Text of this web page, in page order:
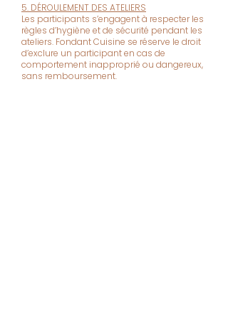
5. DÉROULEMENT DES ATELIERS
Les participants s’engagent à respecter les
règles d’hygiène et de sécurité pendant les
ateliers. Fondant Cuisine se réserve le droit
d’exclure un participant en cas de
comportement inapproprié ou dangereux,
sans remboursement.